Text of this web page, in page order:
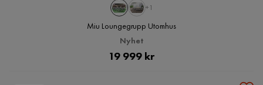
+1
Miu Loungegrupp Utomhus
Nyhet
Pris
19 999 kr